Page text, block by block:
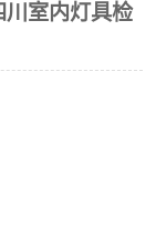
川室内灯具检